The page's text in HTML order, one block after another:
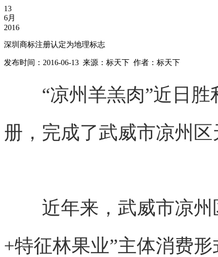
13
6月
2016
深圳商标注册认定为地理标志
发布时间：2016-06-13 来源：标天下 作者：标天下
“凉州羊羔肉”近日胜
册，完成了武威市凉州
近年来，武威市凉州
+特征林果业”主体消费